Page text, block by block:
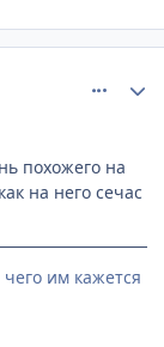
похожего на
на него сечас
им кажется